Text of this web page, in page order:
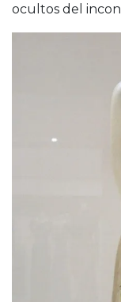
ocultos del